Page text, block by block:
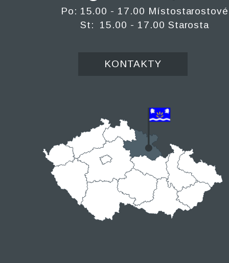
Po: 15.00 - 17.00 Místostarostové
St: 15.00 - 17.00 Starosta
KONTAKTY